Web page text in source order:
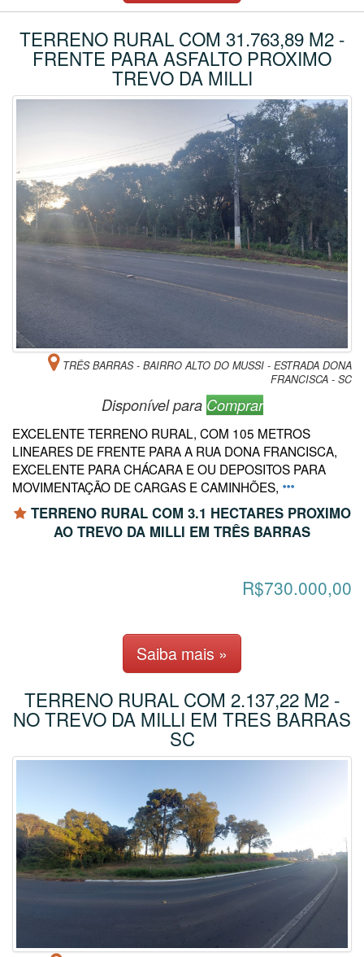
TERRENO RURAL COM 31.763,89 M2 -
FRENTE PARA ASFALTO PROXIMO
TREVO DA MILLI
TRÊS BARRAS - BAIRRO ALTO DO MUSSI - ESTRADA DONA
FRANCISCA - SC
Disponível para Comprar
EXCELENTE TERRENO RURAL, COM 105 METROS
LINEARES DE FRENTE PARA A RUA DONA FRANCISCA,
EXCELENTE PARA CHÁCARA E OU DEPOSITOS PARA
MOVIMENTAÇÃO DE CARGAS E CAMINHÕES,
TERRENO RURAL COM 3.1 HECTARES PROXIMO
AO TREVO DA MILLI EM TRÊS BARRAS
R$730.000,00
Saiba mais »
TERRENO RURAL COM 2.137,22 M2 -
NO TREVO DA MILLI EM TRES BARRAS
SC